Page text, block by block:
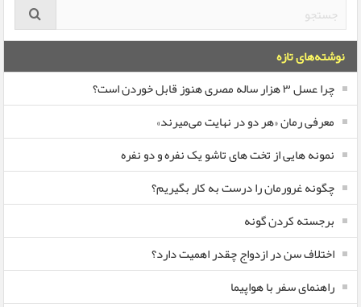
نوشته‌های تازه
چرا عسل ۳ هزار ساله‌ مصری هنوز قابل خوردن است؟
معرفی رمان «هر دو در نهایت می‌میرند»
نمونه هایی از تخت های تاشو یک نفره و دو نفره
چگونه غرورمان را درست به کار بگیریم؟
برجسته کردن گونه
اختلاف سن در ازدواج چقدر اهمیت دارد؟
راهنمای سفر با هواپیما